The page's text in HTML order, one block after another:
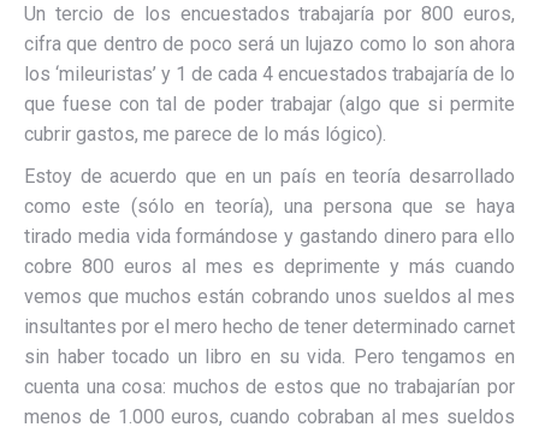
Un tercio de los encuestados trabajaría por 800 euros,
cifra que dentro de poco será un lujazo como lo son ahora
los ‘mileuristas’ y 1 de cada 4 encuestados trabajaría de lo
que fuese con tal de poder trabajar (algo que si permite
cubrir gastos, me parece de lo más lógico).
Estoy de acuerdo que en un país en teoría desarrollado
como este (sólo en teoría), una persona que se haya
tirado media vida formándose y gastando dinero para ello
cobre 800 euros al mes es deprimente y más cuando
vemos que muchos están cobrando unos sueldos al mes
insultantes por el mero hecho de tener determinado carnet
sin haber tocado un libro en su vida. Pero tengamos en
cuenta una cosa: muchos de estos que no trabajarían por
menos de 1.000 euros, cuando cobraban al mes sueldos